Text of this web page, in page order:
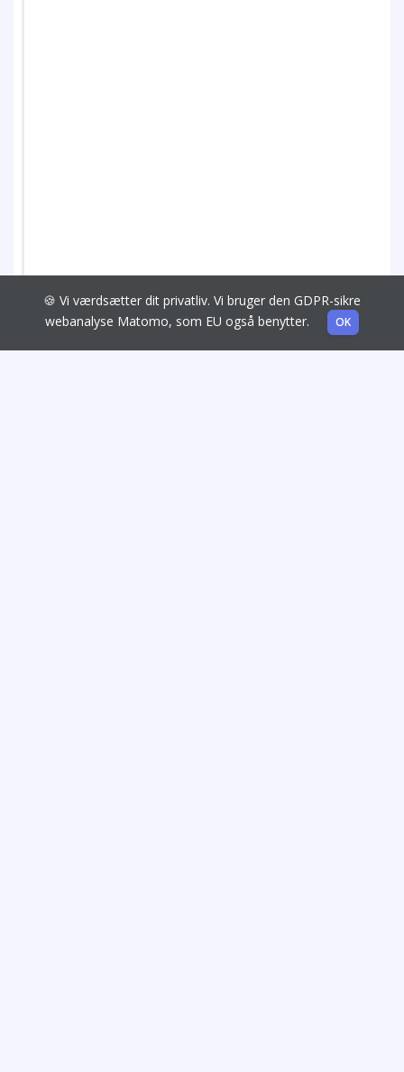
🍪 Vi værdsætter dit privatliv. Vi bruger den GDPR-sikre
webanalyse Matomo, som EU også benytter.
OK